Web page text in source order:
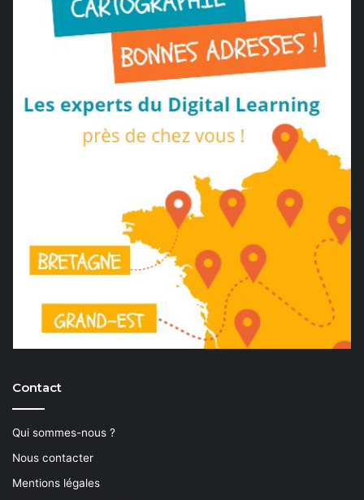
Contact
Qui sommes-nous ?
Nous contacter
Mentions légales